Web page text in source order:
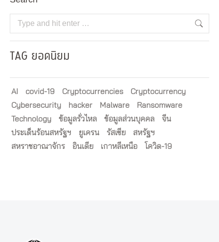
Search:
TAG ยอดนิยม
AI covid-19 Cryptocurrencies
Cryptocurrency
Cybersecurity
hacker Malware
Ransomware
Technology
ข้อมูลรั่วไหล ข้อมูลส่วนบุคคล
จีน
ประเด็นร้อนสหรัฐฯ
ยูเครน รัสเซีย
สหรัฐฯ
สหราชอาณาจักร
อินเดีย เกาหลีเหนือ โควิด-19